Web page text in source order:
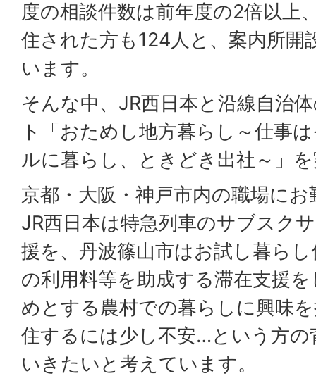
度の相談件数は前年度の2倍以上
住された方も124人と、案内所開
います。
そんな中、JR西日本と沿線自治
ト「おためし地方暮らし～仕事
ルに暮らし、ときどき出社～」
京都・大阪・神戸市内の職場に
JR西日本は特急列車のサブスク
援を、丹波篠山市はお試し暮ら
の利用料等を助成する滞在支援
めとする農村での暮らしに興味
住するには少し不安…という方
いきたいと考えています。